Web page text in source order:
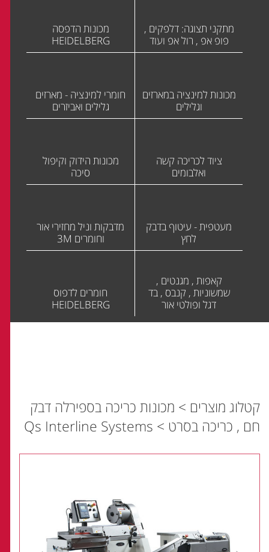
מתקני תצוגה: דלפקים ,
פופ אפ , רול אפ ועוד
מכונות הדפסה
HEIDELBERG
מכונות למינציה במארזים
וגלילים
חומרי למינציה - מארזים
גלילים ואביזרים
ציוד לכריכה קשה
ואלבומים
מכונות הידוק וקיפול
סיכה
מעטפית - עיטוף בדבק
לחץ
מדבקות וניל מחזירי אור
וחומרים 3M
קאפות , מגנטים ,
שמשוניות , קנבס , בד
דגל ופולטי אור
חומרים לדפוס
HEIDELBERG
קטלוג מוצרים > מכונות כריכה בספירלה דבק
חם , כריכה בסרט >
Qs Interline Systems